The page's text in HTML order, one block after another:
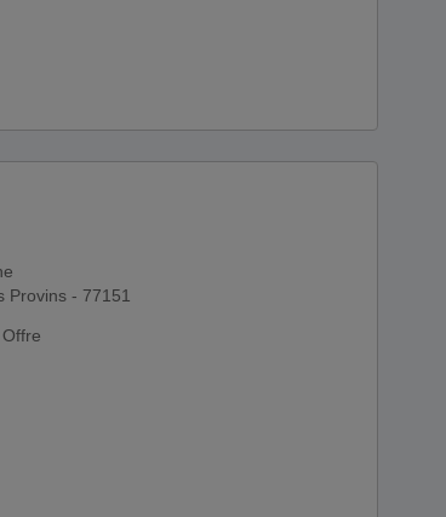
Provins - 77151